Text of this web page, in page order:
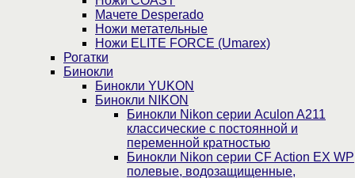
Мачете Desperado
Ножи метательные
Ножи ELITE FORCE (Umarex)
Рогатки
Бинокли
Бинокли YUKON
Бинокли NIKON
Бинокли Nikon серии Aculon A211
классические с постоянной и
переменной кратностью
Бинокли Nikon серии СF Action EX WP
полевые, водозащищенные,